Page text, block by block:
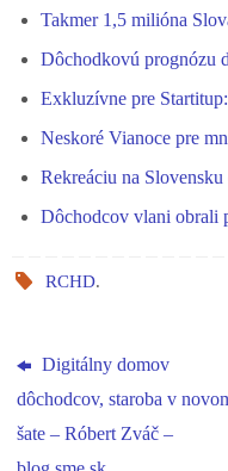
er pp m
Takmer 1,5 milióna
Dôchodkovú prognózu
Exkluzívne pre
Neskoré Vianoce pre
Rekreáciu na
Dôchodcov vlani
RCHD.
Digitálny domov
dôchodcov, staroba v
šate – Róbert Zváč –